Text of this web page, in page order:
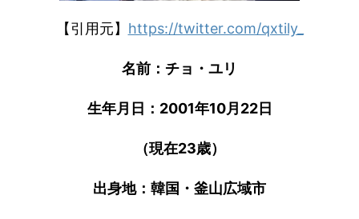
【引用元】 https://twitter.com/qxtily_
名前：チョ・ユリ
生年月日：2001年10月22日
（現在23歳）
出身地：韓国・釜山広域市